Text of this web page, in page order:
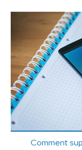
Comment